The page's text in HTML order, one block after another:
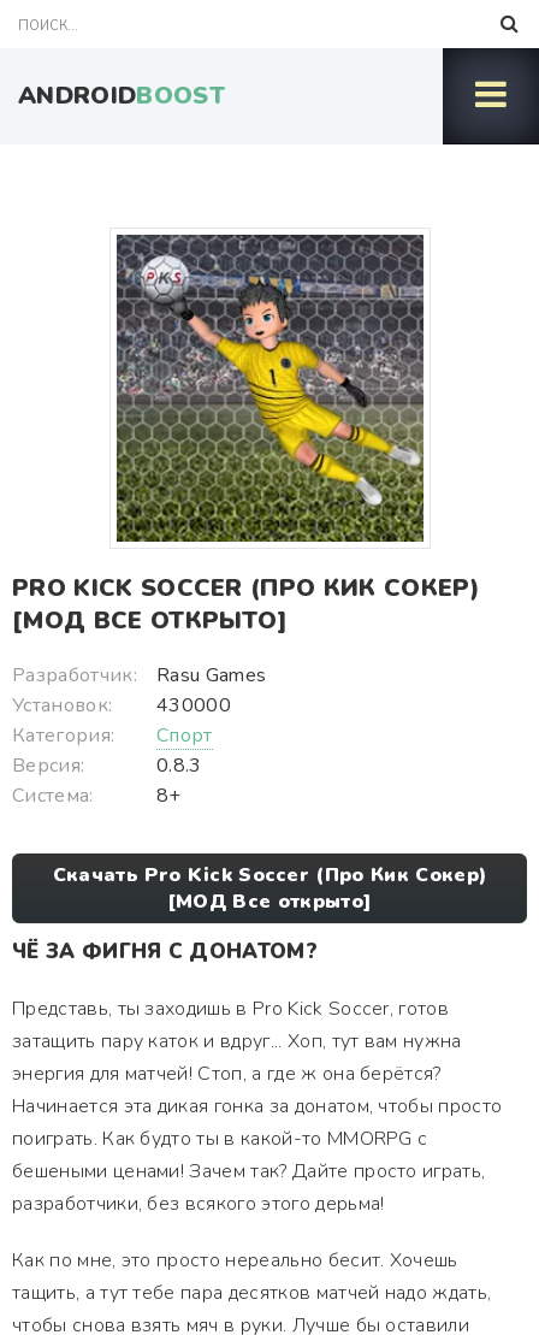
ANDROIDBOOST
PRO KICK SOCCER (ПРО КИК СОКЕР)
[МОД ВСЕ ОТКРЫТО]
Разработчик:
Rasu Games
Установок:
430000
Категория:
Спорт
Версия:
0.8.3
Система:
8+
Скачать Pro Kick Soccer (Про Кик Сокер)
[МОД Все открыто]
ЧЁ ЗА ФИГНЯ С ДОНАТОМ?
Представь, ты заходишь в Pro Kick Soccer, готов
затащить пару каток и вдруг... Хоп, тут вам нужна
энергия для матчей! Стоп, а где ж она берётся?
Начинается эта дикая гонка за донатом, чтобы просто
поиграть. Как будто ты в какой-то MMORPG с
бешеными ценами! Зачем так? Дайте просто играть,
разработчики, без всякого этого дерьма!
Как по мне, это просто нереально бесит. Хочешь
тащить, а тут тебе пара десятков матчей надо ждать,
чтобы снова взять мяч в руки. Лучше бы оставили